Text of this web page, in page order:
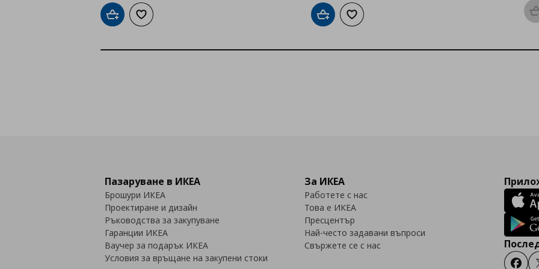
Добави в кошницата
Добави към списъка с любими Добави в кошницата
Добави към списъка с любими
Пазаруване в ИКЕА
Брошури ИКЕА
Проектиране и дизайн
Ръководства за закупуване
Гаранции ИКЕА
Ваучер за подарък ИКЕА
Условия за връщане на закупени стоки
За ИКЕА
Работете с нас
Това е ИКЕА
Пресцентър
Най-често задавани въпроси
Свържете се с нас